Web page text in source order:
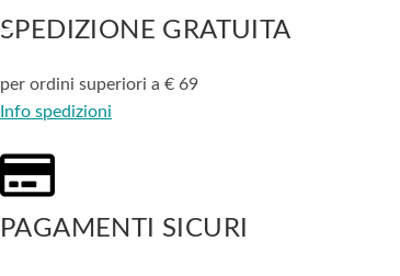
SPEDIZIONE GRATUITA
per ordini superiori a € 69
Info spedizioni
PAGAMENTI SICURI